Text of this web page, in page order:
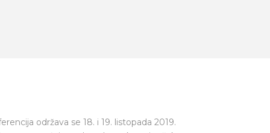
održava se 18. i 19. listopada 2019.